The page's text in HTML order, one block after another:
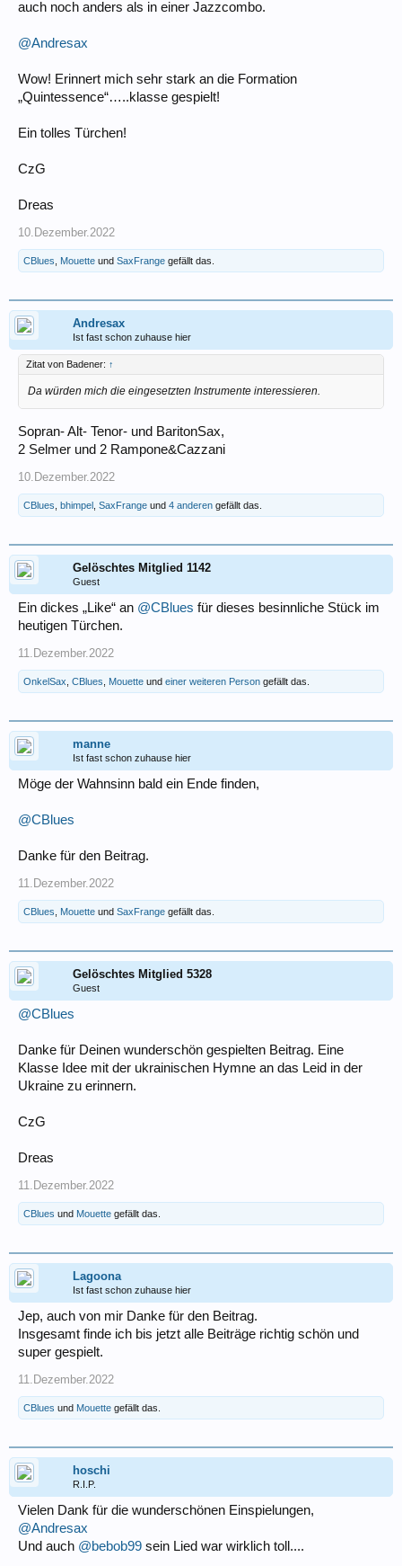
auch noch anders als in einer Jazzcombo.
@Andresax
Wow! Erinnert mich sehr stark an die Formation
„Quintessence“…..klasse gespielt!
Ein tolles Türchen!
CzG
Dreas
10.Dezember.2022
CBlues Mouette und SaxFrange gefällt das.
Andresax
Ist fast schon zuhause hier
Zitat von Badener: ↑
Da würden mich die eingesetzten Instrumente interessieren.
Sopran- Alt- Tenor- und BaritonSax,
2 Selmer und 2 Rampone&Cazzani
10.Dezember.2022
CBlues bhimpel SaxFrange und 4 anderen gefällt das.
Gelöschtes Mitglied 1142
Guest
Ein dickes „Like“ an @CBlues für dieses besinnliche Stück im
heutigen Türchen.
11.Dezember.2022
OnkelSax CBlues Mouette und einer weiteren Person gefällt das.
manne
Ist fast schon zuhause hier
Möge der Wahnsinn bald ein Ende finden,
@CBlues
Danke für den Beitrag.
11.Dezember.2022
CBlues Mouette und SaxFrange gefällt das.
Gelöschtes Mitglied 5328
Guest
@CBlues
Danke für Deinen wunderschön gespielten Beitrag. Eine
Klasse Idee mit der ukrainischen Hymne an das Leid in der
Ukraine zu erinnern.
CzG
Dreas
11.Dezember.2022
CBlues und Mouette gefällt das.
Lagoona
Ist fast schon zuhause hier
Jep, auch von mir Danke für den Beitrag.
Insgesamt finde ich bis jetzt alle Beiträge richtig schön und
super gespielt.
11.Dezember.2022
CBlues und Mouette gefällt das.
hoschi
R.I.P.
Vielen Dank für die wunderschönen Einspielungen,
@Andresax
Und auch @bebob99 sein Lied war wirklich toll....